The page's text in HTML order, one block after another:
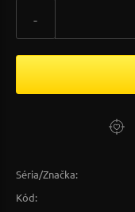
-
Séria/Značka:
Kód: